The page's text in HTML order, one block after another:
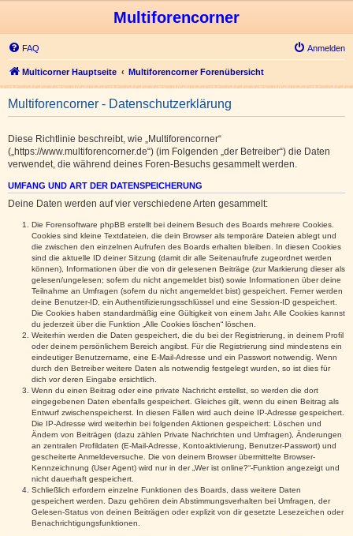
Multiforencorner
FAQ Anmelden
Multicorner Hauptseite Multiforencorner Forenübersicht
Multiforencorner - Datenschutzerklärung
Diese Richtlinie beschreibt, wie „Multiforencorner“
(„https://www.multiforencorner.de“) (im Folgenden „der Betreiber“) die Daten
verwendet, die während deines Foren-Besuchs gesammelt werden.
UMFANG UND ART DER DATENSPEICHERUNG
Deine Daten werden auf vier verschiedene Arten gesammelt:
Die Forensoftware phpBB erstellt bei deinem Besuch des Boards mehrere Cookies.
Cookies sind kleine Textdateien, die dein Browser als temporäre Dateien ablegt und
die zwischen den einzelnen Aufrufen des Boards erhalten bleiben. In diesen Cookies
sind die aktuelle ID deiner Sitzung (damit dir alle Seitenaufrufe zugeordnet werden
können), Informationen über die von dir gelesenen Beiträge (zur Markierung dieser als
gelesen/ungelesen; sofern du nicht angemeldet bist) sowie Informationen über deine
Teilnahme an Umfragen (sofern du nicht angemeldet bist) gespeichert. Ferner werden
deine Benutzer-ID, ein Authentifizierungsschlüssel und eine Session-ID gespeichert.
Die Cookies haben standardmäßig eine Gültigkeit von einem Jahr. Alle Cookies kannst
du jederzeit über die Funktion „Alle Cookies löschen“ löschen.
Weiterhin werden die Daten gespeichert, die du bei der Registrierung, in deinem Profil
oder deinem persönlichem Bereich angibst. Für die Registrierung sind mindestens ein
eindeutiger Benutzername, eine E-Mail-Adresse und ein Passwort notwendig. Wenn
durch den Betreiber weitere Daten als notwendig festgelegt wurden, so ist dies für
dich vor deren Eingabe ersichtlich.
Wenn du einen Beitrag oder eine private Nachricht erstellst, so werden die dort
eingegebenen Daten ebenfalls gespeichert. Gleiches gilt, wenn du einen Beitrag als
Entwurf zwischenspeicherst. In diesen Fällen wird auch deine IP-Adresse gespeichert.
Die IP-Adresse wird weiterhin bei folgenden Aktionen gespeichert: Löschen und
Ändern von Beiträgen (dazu zählen Private Nachrichten und Umfragen), Änderungen
an zentralen Profildaten (E-Mail-Adresse, Kontoaktivierung, Benutzer-Passwort) und
gescheiterte Anmeldeversuche. Die von deinem Browser übermittelte Browser-
Kennzeichnung (User Agent) wird nur in der „Wer ist online?“-Funktion angezeigt und
nicht dauerhaft gespeichert.
Schließlich erfordern einzelne Funktionen des Boards, dass weitere Daten
gespeichert werden. Dazu gehören dein Abstimmungsverhalten bei Umfragen, der
Gelesen-Status von deinen Beiträgen oder explizit von dir gesetzte Lesezeichen oder
Benachrichtigungsfunktionen.